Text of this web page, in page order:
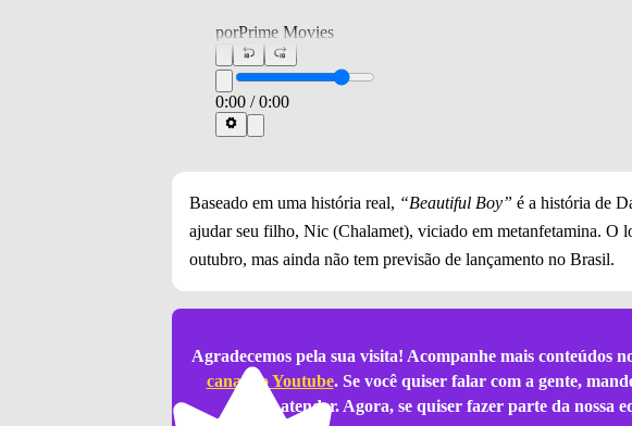
porPrime Movies
0:00 /0:00
Baseado em uma história real, “Beautiful Boy” é a história de
ajudar seu filho, Nic (Chalamet), viciado em metanfetamina. O
outubro, mas ainda não tem previsão de lançamento no Brasil.
Agradecemos pela sua visita! Acompanhe mais conteúdos
canal do Youtube. Se você quiser falar com a gente,
atender. Agora, se quiser fazer parte da nossa